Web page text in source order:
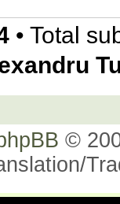
• Total
©